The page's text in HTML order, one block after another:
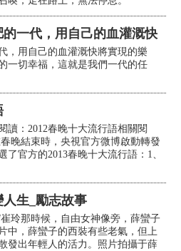
一代，用自己的血灌溉快
，用自己的血灌溉快將實現的樂
一切幸福，這就是我們一代的任
讀：2012春晚十大流行語相關閱
晚結束時，央視官方微博啟動轉發
了官方的2013春晚十大流行語：1、
生_勵志故事
玲那時候，自由女神像旁，薛蠻子
中，薛蠻子的西裝有些老氣，但上
發出年輕人的活力。照片拍攝于薛